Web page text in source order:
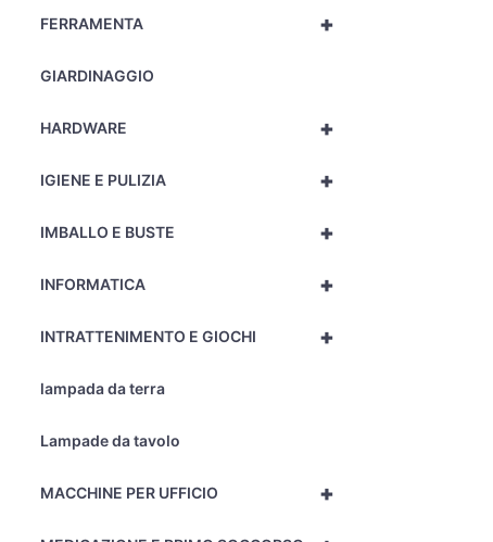
+
FERRAMENTA
GIARDINAGGIO
+
HARDWARE
+
IGIENE E PULIZIA
+
IMBALLO E BUSTE
+
INFORMATICA
+
INTRATTENIMENTO E GIOCHI
lampada da terra
Lampade da tavolo
+
MACCHINE PER UFFICIO